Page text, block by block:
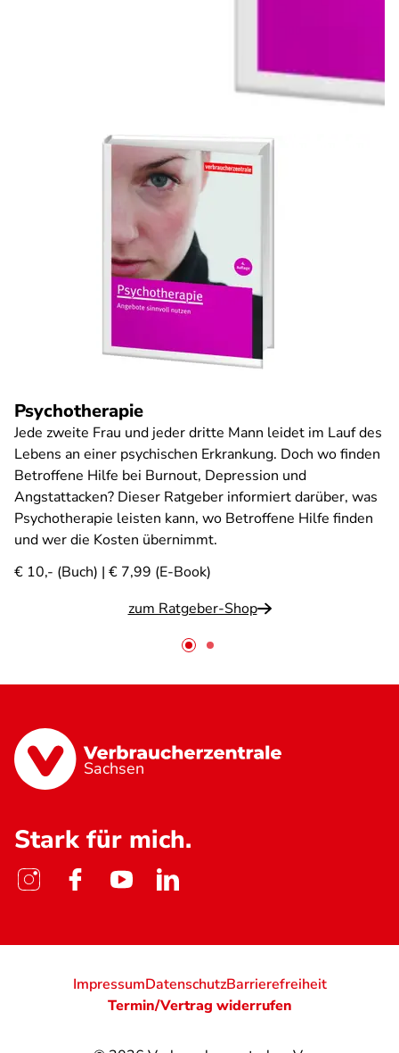
Psychotherapie
Jede zweite Frau und jeder dritte Mann leidet im Lauf des
Lebens an einer psychischen Erkrankung. Doch wo finden
Betroffene Hilfe bei Burnout, Depression und
Angstattacken? Dieser Ratgeber informiert darüber, was
Psychotherapie leisten kann, wo Betroffene Hilfe finden
und wer die Kosten übernimmt.
€ 10,- (Buch) | € 7,99 (E-Book)
zum Ratgeber-Shop
Sachsen
Stark für mich.
ImpressumDatenschutzBarrierefreiheit
Termin/Vertrag widerrufen